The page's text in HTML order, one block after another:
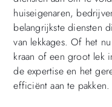
huiseigenaren,
belangrijkste diensten
van lekkages. Of het
kraan of een groot lek
de expertise en het
efficiënt aan te pakken.